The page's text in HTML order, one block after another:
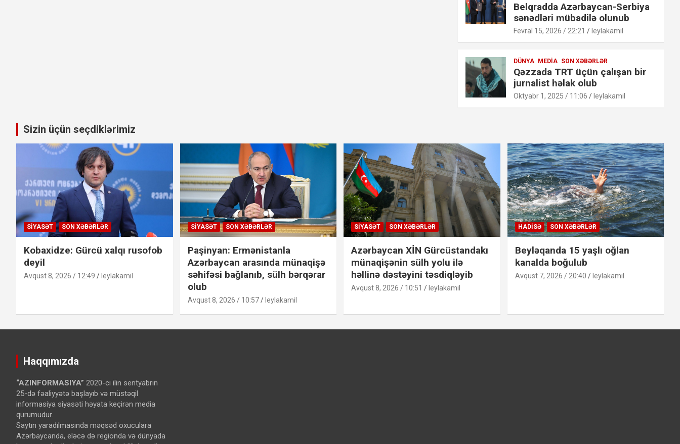
Belqradda Azərbaycan-Serbiya
sənədləri mübadilə olunub
Fevral 15, 2026 / 22:21 leylakamil
DÜNYA MEDIA SON XƏBƏRLƏR
Qəzzada TRT üçün çalışan bir
jurnalist həlak olub
Oktyabr 1, 2025 / 11:06 leylakamil
Sizin üçün seçdiklərimiz
SIYASƏT SON XƏBƏRLƏR
Kobaxidze: Gürcü xalqı rusofob
deyil
Avqust 8, 2026 / 12:49 leylakamil
SIYASƏT SON XƏBƏRLƏR
Paşinyan: Ermənistanla
Azərbaycan arasında münaqişə
səhifəsi bağlanıb, sülh bərqərar
olub
Avqust 8, 2026 / 10:57 leylakamil
SIYASƏT SON XƏBƏRLƏR
Azərbaycan XİN Gürcüstandakı
münaqişənin sülh yolu ilə
həllinə dəstəyini təsdiqləyib
Avqust 8, 2026 / 10:51 leylakamil
HADISƏ SON XƏBƏRLƏR
Beyləqanda 15 yaşlı oğlan
kanalda boğulub
Avqust 7, 2026 / 20:40 leylakamil
Haqqımızda
“AZINFORMASIYA” 2020-cı ilin sentyabrın
25-də fəaliyyətə başlayıb və müstəqil
informasiya siyasəti həyata keçirən media
qurumudur.
Saytın yaradılmasında məqsəd oxuculara
Azərbaycanda, eləcə də regionda və dünyada